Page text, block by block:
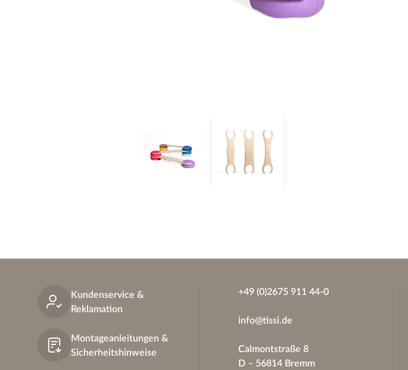
Kundenservice &
Reklamation
Montageanleitungen &
Sicherheitshinweise
+49 (0)2675 911 44-0
info@tissi.de
Calmontstraße 8
D – 56814 Bremm